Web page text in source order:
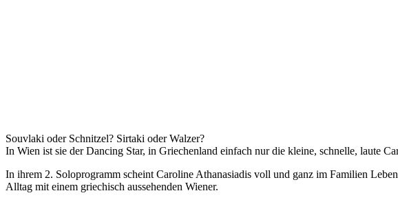
Souvlaki oder Schnitzel? Sirtaki oder Walzer?
In Wien ist sie der Dancing Star, in Griechenland einfach nur die kleine, schnelle, laute
In ihrem 2. Soloprogramm scheint Caroline Athanasiadis voll und ganz im Familien
Alltag mit einem griechisch aussehenden Wiener.